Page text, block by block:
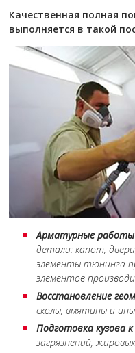
Качественная полная
выполняется в такой
Арматурные работы
детали: капот,
элементы тюнинга
элементов
Восстановление
сколы, вмятины и
Подготовка кузова
загрязнений,